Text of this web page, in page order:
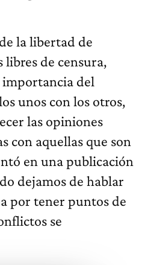
la libertad de
libres de censura,
del
unos con los otros,
las opiniones
con aquellas que son
en una publicación
dejamos de hablar
por tener puntos de
se